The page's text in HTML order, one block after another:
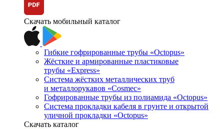
Скачать мобильный каталог
Гибкие гофрированные трубы «Octopus»
Жёсткие и армированные пластиковые
трубы «Express»
Система жёстких металлических труб
и металлорукавов «Cosmec»
Гофрированные трубы из полиамида «Octopus»
Система прокладки кабеля в грунте и открытой
уличной прокладки «Octopus»
Скачать каталог